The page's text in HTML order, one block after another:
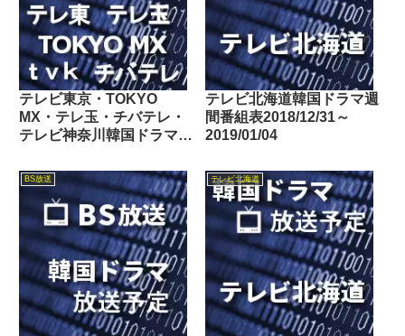
テレビ東京・TOKYO
MX・テレ玉・チバテレ・
テレビ神奈川韓国ドラマ週
06/21
テレビ北海道韓国ドラマ週
間番組表2018/12/31～
2019/01/04
BS放送 テレビ北海道